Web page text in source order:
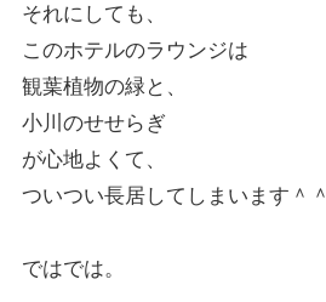
それにしても、
このホテルのラウンジは
観葉植物の緑と、
小川のせせらぎ
が心地よくて、
ついつい長居してしまいます＾＾
ではでは。